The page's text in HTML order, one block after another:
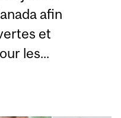
afin
et
les...